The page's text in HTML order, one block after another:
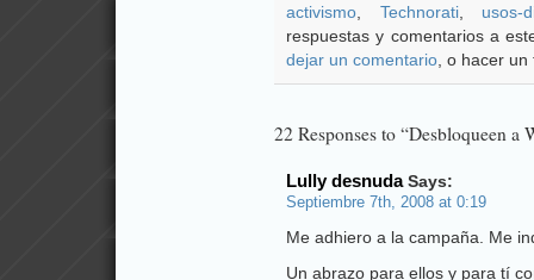
activismo
Technorati, usos-
respuestas y comentarios a
dejar un comentario , o hacer
22 Responses to “Desbloqueen
Lully desnudaSays:
Septiembre 7th, 2008 at 0:19
Me adhiero a la campaña. Me
Un abrazo para ellos y para tí